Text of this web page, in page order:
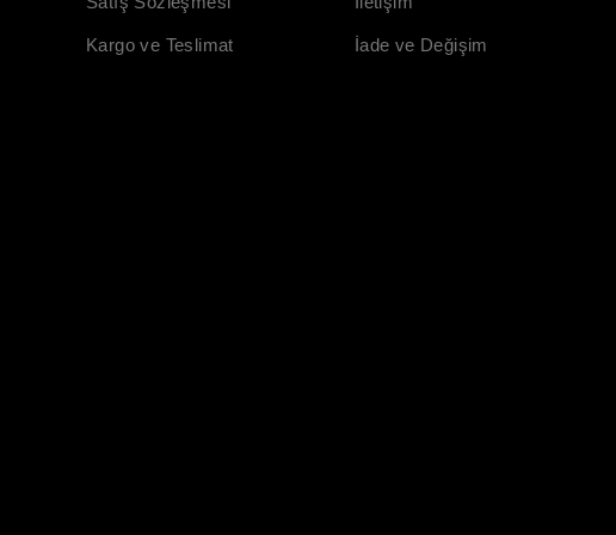
Kargo ve Teslimat İade ve Değişim